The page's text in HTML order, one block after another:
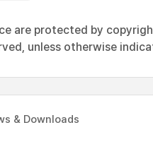
are protected by
unless otherwise
& Downloads